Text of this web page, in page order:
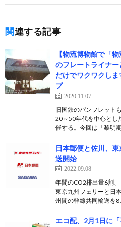
関連する記事
【物流博物館で「
のフレートライナ
だけでワクワクし
プ
2020.11.07
旧国鉄のパンフレット
20～50年代を中心とし
催する。今回は「黎明
日本郵便と佐川、
送開始
2022.09.08
年間のCO2排出量6割
東京九州フェリーと日
州間の幹線共同輸送を
エコ配、2月1日に